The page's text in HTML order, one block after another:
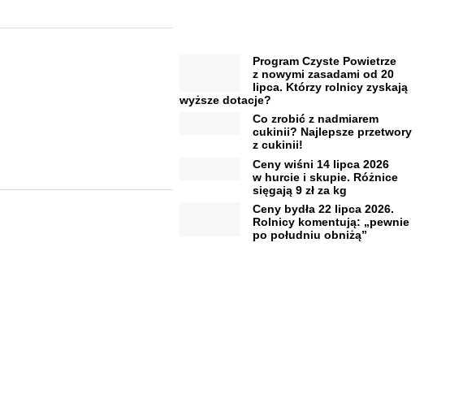
Program Czyste Powietrze
z nowymi zasadami od 20
lipca. Którzy rolnicy zyskają
wyższe dotacje?
Co zrobić z nadmiarem
cukinii? Najlepsze przetwory
z cukinii!
Ceny wiśni 14 lipca 2026
w hurcie i skupie. Różnice
sięgają 9 zł za kg
Ceny bydła 22 lipca 2026.
Rolnicy komentują: „pewnie
po południu obniżą”